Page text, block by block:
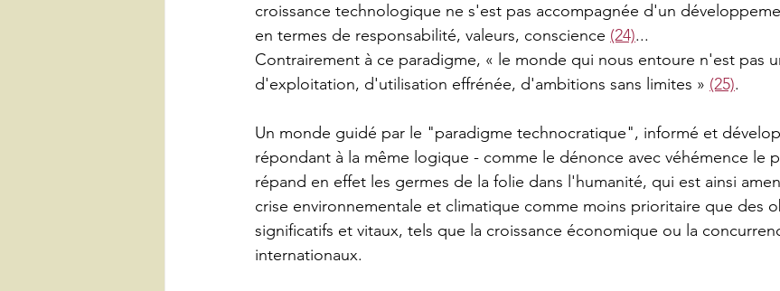
croissance technologique ne s'est pas accompagnée d'un
en termes de responsabilité, valeurs, conscience (24)...
Contrairement à ce paradigme, « le monde qui nous entoure n'est pas
d'exploitation, d'utilisation effrénée, d'ambitions sans limites » (25).
Un monde guidé par le "paradigme technocratique", informé et
répondant à la même logique - comme le dénonce avec véhémence le
répand en effet les germes de la folie dans l'humanité, qui est ainsi
crise environnementale et climatique comme moins prioritaire que des
significatifs et vitaux, tels que la croissance économique ou la
internationaux.